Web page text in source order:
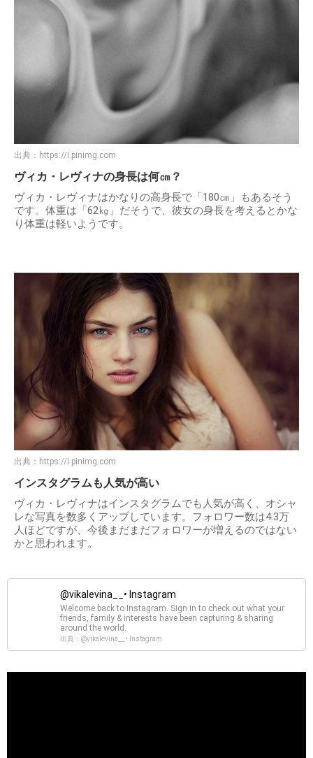
出典： https://i.pinimg.com
ヴィカ・レヴィナの身長は何㎝？
ヴィカ・レヴィナはかなりの高身長で「180㎝」もあるそう
です。体重は「62㎏」だそうで、彼女の身長を考えるとかな
り体重は軽いようです。
出典： https://i.pinimg.com
インスタグラムも人気が高い
ヴィカ・レヴィナはインスタグラムでも人気が高く、オシャ
レな写真を数多くアップしています。フォロワー数は4.3万
人ほどですが、今後まだまだフォロワーが増えるのではない
かと思われます。
@vikalevina__• Instagram
Welcome back to Instagram. Sign in to check out what your
friends, family & interests have been capturing & sharing
around the world.
出典：@vikalevina__• Instagram